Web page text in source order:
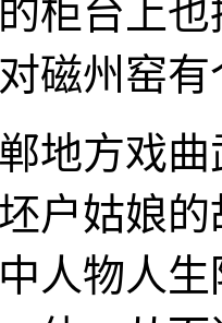
柜台上
磁州窑
方戏曲
户姑娘
人物人